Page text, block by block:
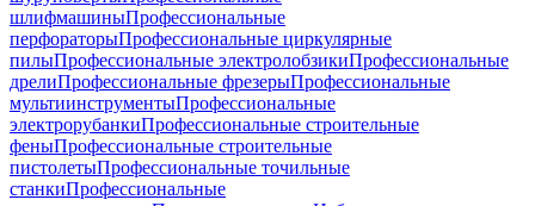
шлифмашиныПрофессиональные
перфораторыПрофессиональные циркулярные
пилыПрофессиональные электролобзикиПрофессиональные
дрелиПрофессиональные фрезерыПрофессиональные
мультиинструментыПрофессиональные
электрорубанкиПрофессиональные строительные
феныПрофессиональные строительные
пистолетыПрофессиональные точильные
станкиПрофессиональные